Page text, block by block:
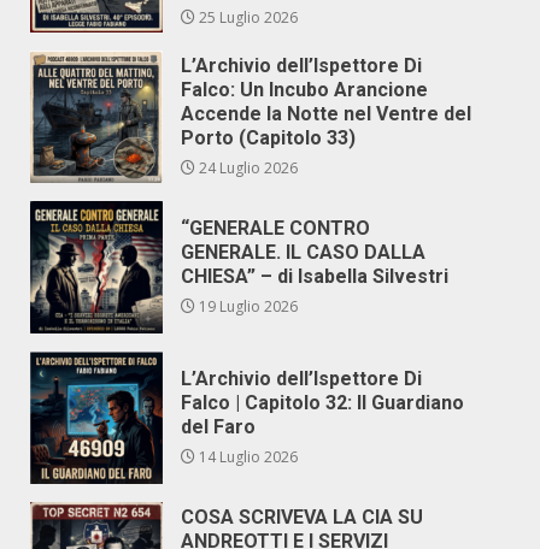
25 Luglio 2026
L’Archivio dell’Ispettore Di
Falco: Un Incubo Arancione
Accende la Notte nel Ventre del
Porto (Capitolo 33)
24 Luglio 2026
“GENERALE CONTRO
GENERALE. IL CASO DALLA
CHIESA” – di Isabella Silvestri
19 Luglio 2026
L’Archivio dell’Ispettore Di
Falco | Capitolo 32: Il Guardiano
del Faro
14 Luglio 2026
COSA SCRIVEVA LA CIA SU
ANDREOTTI E I SERVIZI